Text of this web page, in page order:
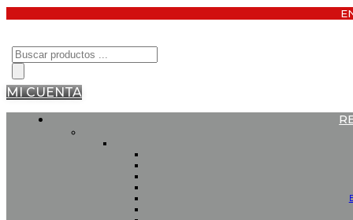
Búsqueda
de
productos
MI CUENTA